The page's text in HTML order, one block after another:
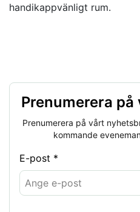
handikappvänligt rum.
Prenumerera
Prenumerera på vårt
kommande
E-post *